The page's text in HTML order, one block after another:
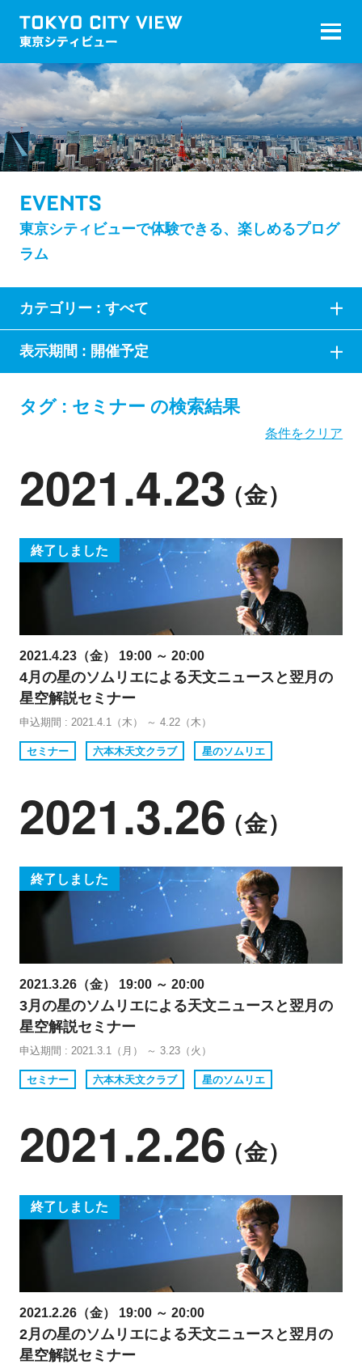
EVENTS
東京シティビューで体験できる、楽しめるプログ
ラム
カテゴリー : すべて
表示期間 : 開催予定
タグ : セミナー の検索結果
条件をクリア
2021.4.23（金）
終了しました
2021.4.23（金） 19:00 ～ 20:00
4月の星のソムリエによる天文ニュースと翌月の
星空解説セミナー
申込期間 : 2021.4.1（木） ～ 4.22（木）
セミナー 六本木天文クラブ 星のソムリエ
2021.3.26（金）
終了しました
2021.3.26（金） 19:00 ～ 20:00
3月の星のソムリエによる天文ニュースと翌月の
星空解説セミナー
申込期間 : 2021.3.1（月） ～ 3.23（火）
セミナー 六本木天文クラブ 星のソムリエ
2021.2.26（金）
終了しました
2021.2.26（金） 19:00 ～ 20:00
2月の星のソムリエによる天文ニュースと翌月の
星空解説セミナー